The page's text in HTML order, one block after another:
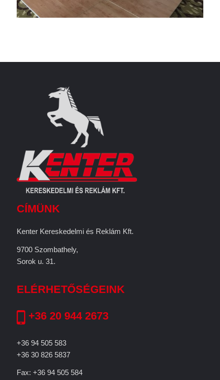
CÍMÜNK
Kenter Kereskedelmi és Reklám Kft.
9700 Szombathely,
Sorok u. 31.
ELÉRHETŐSÉGEINK
+36 20 944 2673
+36 94 505 583
+36 30 826 5837
Fax: +36 94 505 584